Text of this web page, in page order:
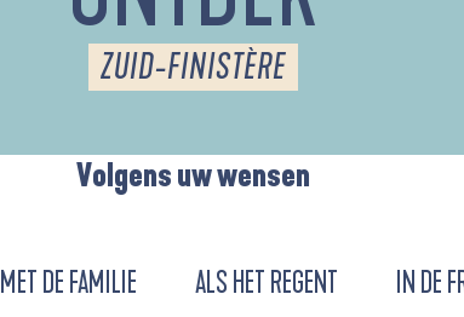
ZUID-FINISTÈRE
Volgens uw wensen
MET DE FAMILIE ALS HET REGENT IN DE